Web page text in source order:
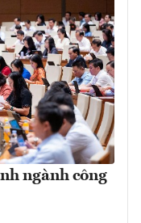
ngành công